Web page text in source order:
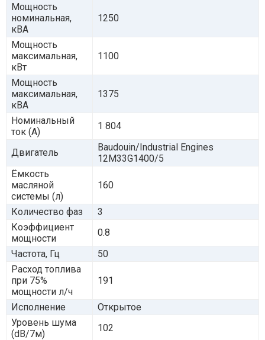
Мощность
номинальная,
кВА
1250
Мощность
максимальная,
кВт
1100
Мощность
максимальная,
кВА
1375
Номинальный
ток (А)
1 804
Двигатель
Baudouin/Industrial Engines
12M33G1400/5
Ёмкость
масляной
системы (л)
160
Количество фаз
3
Коэффициент
мощности
0.8
Частота, Гц
50
Расход топлива
при 75%
мощности л/ч
191
Исполнение
Открытое
Уровень шума
(dB/7м)
102